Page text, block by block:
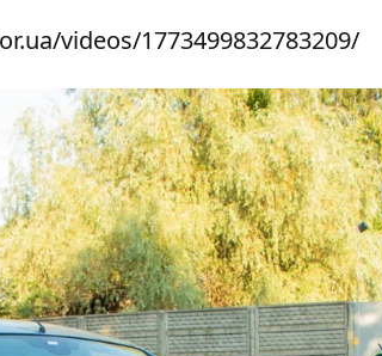
videos/1773499832783209/